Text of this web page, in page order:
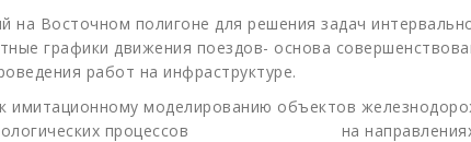
на Восточном полигоне для решения задач
графики движения поездов- основа
работ на инфраструктуре.
имитационному моделированию объектов
процессов на направлениях